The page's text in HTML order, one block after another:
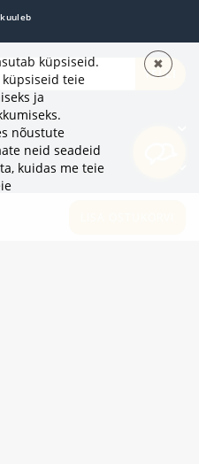
TELLI
küpsiseid.
teie
ja
nõustute
neid seadeid
kuidas me teie
✖